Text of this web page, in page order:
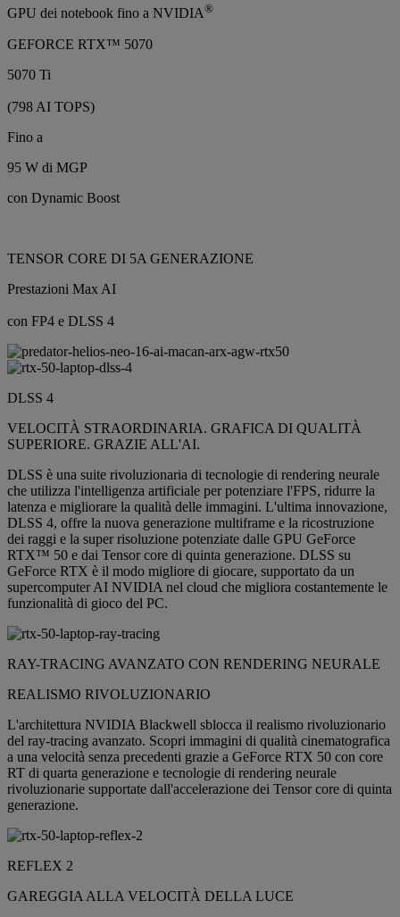
GPU dei notebook fino a NVIDIA®
GEFORCE RTX™ 5070
5070 Ti
(798 AI TOPS)
Fino a
95 W di MGP
con Dynamic Boost
TENSOR CORE DI 5A GENERAZIONE
Prestazioni Max AI
con FP4 e DLSS 4
DLSS 4
VELOCITÀ STRAORDINARIA. GRAFICA DI QUALITÀ
SUPERIORE. GRAZIE ALL'AI.
DLSS è una suite rivoluzionaria di tecnologie di rendering neurale
che utilizza l'intelligenza artificiale per potenziare l'FPS, ridurre la
latenza e migliorare la qualità delle immagini. L'ultima innovazione,
DLSS 4, offre la nuova generazione multiframe e la ricostruzione
dei raggi e la super risoluzione potenziate dalle GPU GeForce
RTX™ 50 e dai Tensor core di quinta generazione. DLSS su
GeForce RTX è il modo migliore di giocare, supportato da un
supercomputer AI NVIDIA nel cloud che migliora costantemente le
funzionalità di gioco del PC.
RAY-TRACING AVANZATO CON RENDERING NEURALE
REALISMO RIVOLUZIONARIO
L'architettura NVIDIA Blackwell sblocca il realismo rivoluzionario
del ray-tracing avanzato. Scopri immagini di qualità cinematografica
a una velocità senza precedenti grazie a GeForce RTX 50 con core
RT di quarta generazione e tecnologie di rendering neurale
rivoluzionarie supportate dall'accelerazione dei Tensor core di quinta
generazione.
REFLEX 2
GAREGGIA ALLA VELOCITÀ DELLA LUCE